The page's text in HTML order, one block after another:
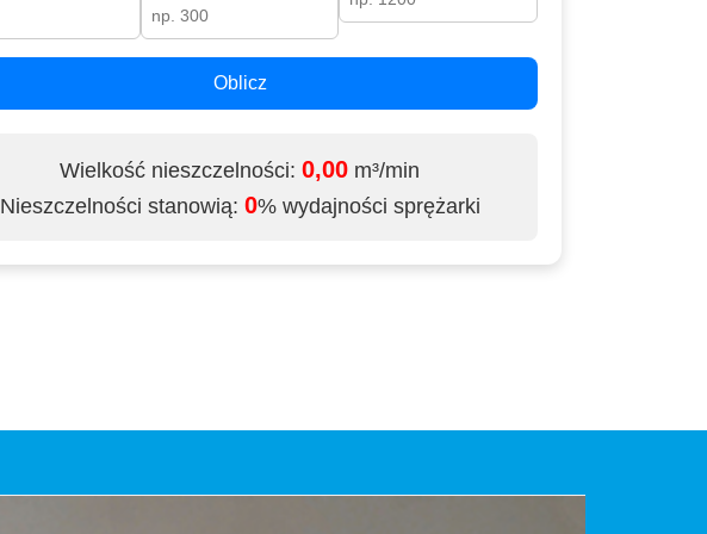
Oblicz
Wielkość nieszczelności: 0,00 m³/min
Nieszczelności stanowią: 0% wydajności sprężarki